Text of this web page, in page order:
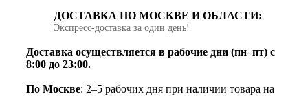
ДОСТАВКА ПО МОСКВЕ И ОБЛАСТИ:
Экспресс‑доставка за один день!
Доставка осуществляется в рабочие дни (пн–пт) с
8:00 до 23:00.
По Москве: 2–5 рабочих дня при наличии товара на